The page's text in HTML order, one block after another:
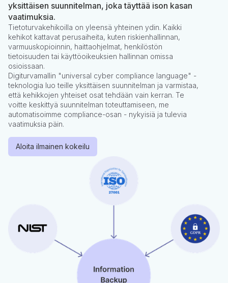
yksittäisen suunnitelman, joka täyttää ison kasan
vaatimuksia.
Tietoturvakehikoilla on yleensä yhteinen ydin. Kaikki
kehikot kattavat perusaiheita, kuten riskienhallinnan,
varmuuskopioinnin, haittaohjelmat, henkilöstön
tietoisuuden tai käyttöoikeuksien hallinnan omissa
osioissaan.
Digiturvamallin "universal cyber compliance language" -
teknologia luo teille yksittäisen suunnitelman ja varmistaa,
että kehikkojen yhteiset osat tehdään vain kerran. Te
voitte keskittyä suunnitelman toteuttamiseen, me
automatisoimme compliance-osan - nykyisiä ja tulevia
vaatimuksia päin.
Aloita ilmainen kokeilu